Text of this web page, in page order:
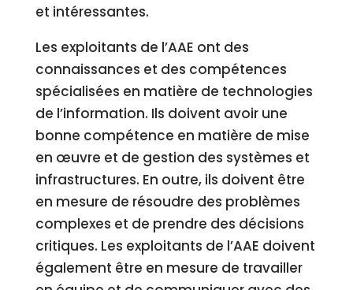
et intéressantes.
Les exploitants de l’AAE ont des
connaissances et des compétences
spécialisées en matière de technologies
de l’information. Ils doivent avoir une
bonne compétence en matière de mise
en œuvre et de gestion des systèmes et
infrastructures. En outre, ils doivent être
en mesure de résoudre des problèmes
complexes et de prendre des décisions
critiques. Les exploitants de l’AAE doivent
également être en mesure de travailler